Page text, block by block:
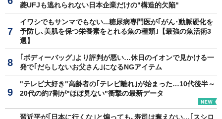
菱UFJも逃れられない日本企業だけの"構造的欠陥"
イワシでもサンマでもない...糖尿病専門医が｢がん･動脈硬化を
予防し､美肌を保つ栄養素をとれる魚の種類｣【最強の魚活術3
選】
｢ボディーバッグ｣より評判が悪い…休日のイオンで見かける一
発で｢だらしないお父さん｣になるNGアイテム
"テレビ大好き"高齢者の｢テレビ離れ｣が始まった…10代後半～
20代の約7割が"ほぼ見ない"衝撃の最新データ
習近平が｢日本に行くな｣と煽っても､寿司は奪えない…｢スシロ